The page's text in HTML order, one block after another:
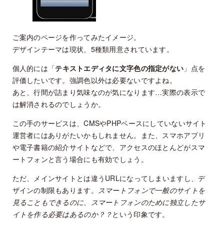
ご案内のページを作ってみたイメージ。
デザインテーマは現状、5種類用意されています。
個人的には「テキストエディタに文字色の指定がない 」点を
評価したいです。強調色以外は必要ないですよね。
あと、行間が詰まり気味なのが気になります…実際の表示で
は解消されるのでしょうか。
この手のサービスは、CMSやPHPベースにしていないサイト
運営者にはありがたいかもしれません。また、スマホアプリ
や電子書籍の紹介サイトなどで、アクセスのほとんどがスマ
ートフォンと言う場合にも有効でしょう。
ただ、メインサイトとは違うURLになってしまいますし、デ
ザインの制限もあります。 スマートフォンで一般のサイトを
見ることもできるのに、スマートフォンのために独立したサ
イトを作る必要はあるのか？？という印象です。